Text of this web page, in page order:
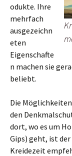
odukte. Ihre
mehrfach
ausgezeichn
eten
Eigenschafte
n machen sie
beliebt.
Die
den
dort, wo es um
Gips) geht, ist
Kreidezeit